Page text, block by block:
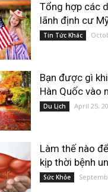
Tổng hợp các
lãnh định cư
Tin Tức Khác
Bạn được gì
Hàn Quốc vào
Du Lịch April 25,
Làm thế nào
kịp thời bệnh
Sức Khỏe